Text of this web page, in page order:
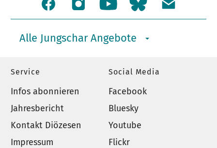
Alle Jungschar Angebote
Service
Infos abonnieren
Jahresbericht
Kontakt Diözesen
Impressum
Social Media
Facebook
Bluesky
Youtube
Flickr